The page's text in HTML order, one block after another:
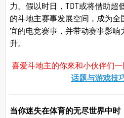
力。假以时日，TDT或将借助超
的斗地主赛事发展空间，成为
宜的电竞赛事，并带动赛事影响
升。
喜爱斗地主的你來和小伙伴们
话题与游戏技巧
当你迷失在体育的无尽世界中时